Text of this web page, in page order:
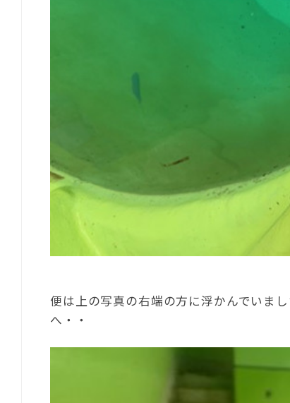
便は上の写真の右端の方に浮かんでいま
へ・・